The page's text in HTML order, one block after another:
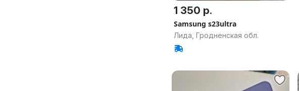
1 350 р.
Samsung s23ultra
Лида, Гродненская обл.